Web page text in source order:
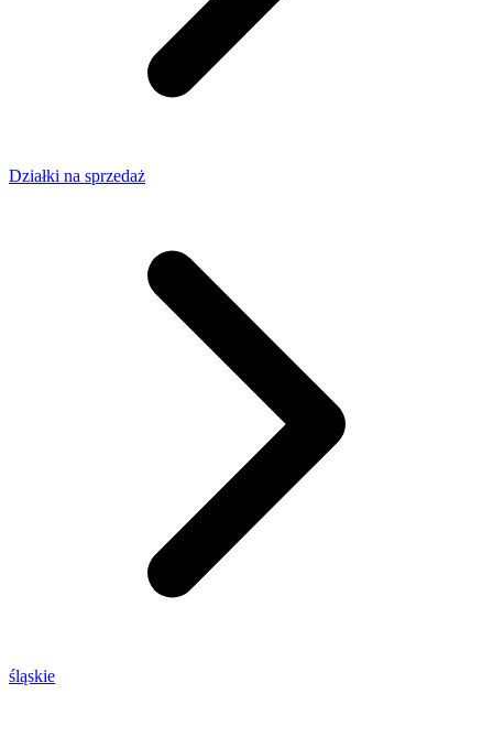
Działki na sprzedaż
śląskie